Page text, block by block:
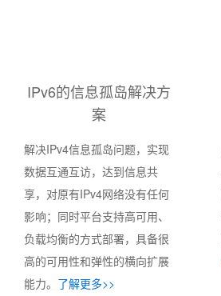
IPv6的信息孤岛解决方
案
解决IPv4信息孤岛问题，实现
数据互通互访，达到信息共
享，对原有IPv4网络没有任何
影响；同时平台支持高可用、
负载均衡的方式部署，具备很
高的可用性和弹性的横向扩展
能力。 了解更多>>